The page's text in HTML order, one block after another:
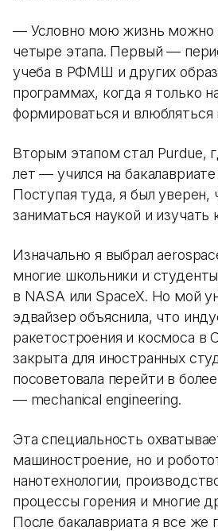
— Условно мою жизнь можно
четыре этапа. Первый —
учеба в РФМШ и других
программах, когда я только
формироваться и влюбляться
Вторым этапом стал Purdue,
лет — учился на
Поступая туда, я был уверен,
заниматься наукой и изучать
Изначально я выбрал
многие школьники и
в NASA или SpaceX. Но мой
эдвайзер объяснила, что
ракетостроения и космоса в
закрыта для иностранных
посоветовала перейти в
— mechanical engineering.
Эта специальность
машиностроение, но и
нанотехнологии,
процессы горения и многие
После бакалавриата я все же